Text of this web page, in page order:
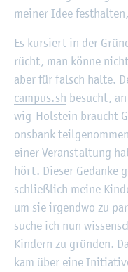
mei­ner Idee
Es kur­siert in der
rücht, man könne
aber für falsch halte.
cam­pus.sh be­sucht,
wig-Hol­stein braucht
ons­bank
einer Ver­an­stal­tung
hört. Die­ser Ge­dan­ke
schlie­ß­lich meine
um sie ir­gend­wo zu
su­che ich nun
Kin­dern zu grün­den.
kam über eine